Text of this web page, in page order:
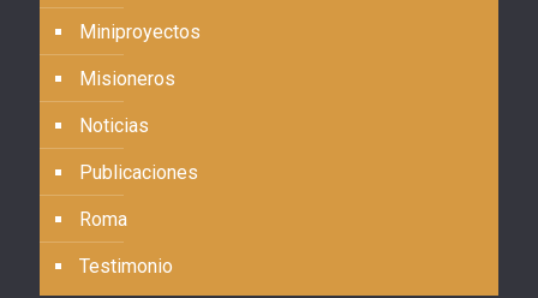
Miniproyectos
Misioneros
Noticias
Publicaciones
Roma
Testimonio